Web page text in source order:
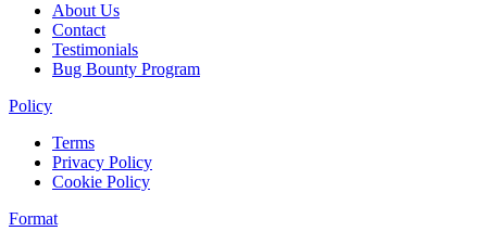
About Us
Contact
Testimonials
Bug Bounty Program
Policy
Terms
Privacy Policy
Cookie Policy
Format